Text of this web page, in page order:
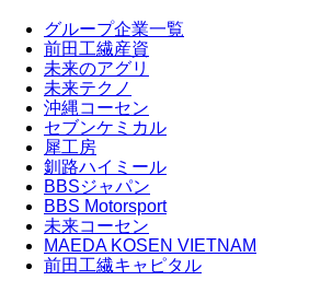
グループ企業一覧
前田工繊産資
未来のアグリ
未来テクノ
沖縄コーセン
セブンケミカル
犀工房
釧路ハイミール
BBSジャパン
BBS Motorsport
未来コーセン
MAEDA KOSEN VIETNAM
前田工繊キャピタル